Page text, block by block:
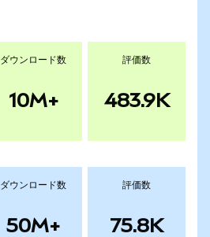
ダウンロード数
10M+
評価数
483.9K
ダウンロード数
50M+
評価数
75.8K